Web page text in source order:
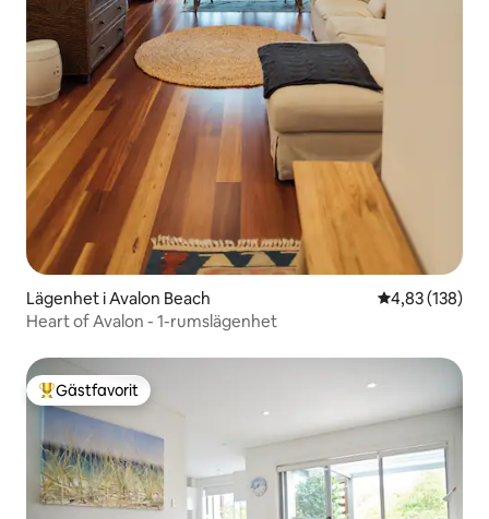
Lägenhet i Avalon Beach 4,83 av 5 i
4,83 (138)
Heart of Avalon - 1-rumslägenhet
Populär gästfavorit
Gästfavorit